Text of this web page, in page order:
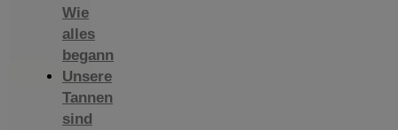
Wie
alles
begann
Unsere
Tannen
sind